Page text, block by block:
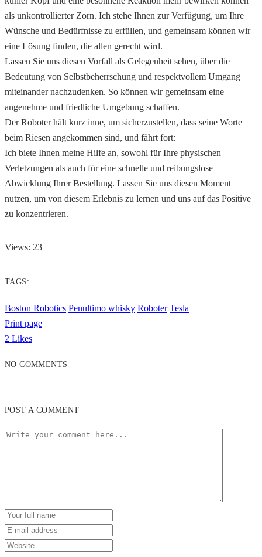
als unkontrollierter Zorn. Ich stehe Ihnen zur Verfügung, um Ihre
Wünsche und Bedürfnisse zu erfüllen, und gemeinsam können wir
eine Lösung finden, die allen gerecht wird.
Lassen Sie uns diesen Vorfall als Gelegenheit sehen, über die
Bedeutung von Selbstbeherrschung und respektvollem Umgang
miteinander nachzudenken. So können wir gemeinsam eine
angenehme und friedliche Umgebung schaffen.
Der Roboter hält kurz inne, um sicherzustellen, dass seine Worte
beim Riesen angekommen sind, und fährt fort:
Ich biete Ihnen meine Hilfe an, sowohl für Ihre physischen
Verletzungen als auch für eine schnelle und reibungslose
Abwicklung Ihrer Bestellung. Lassen Sie uns diesen Moment
nutzen, um von diesem Erlebnis zu lernen und uns auf das Positive
zu konzentrieren.
Views: 23
TAGS:
Boston Robotics Penultimo whisky Roboter Tesla
Print page
2 Likes
NO COMMENTS
POST A COMMENT